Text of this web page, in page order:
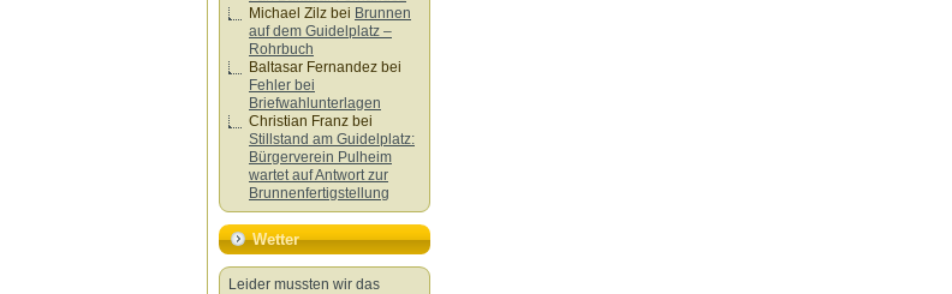
Michael Zilz bei Brunnen
auf dem Guidelplatz –
Rohrbuch
Baltasar Fernandez bei
Fehler bei
Briefwahlunterlagen
Christian Franz bei
Stillstand am Guidelplatz:
Bürgerverein Pulheim
wartet auf Antwort zur
Brunnenfertigstellung
Wetter
Leider mussten wir das